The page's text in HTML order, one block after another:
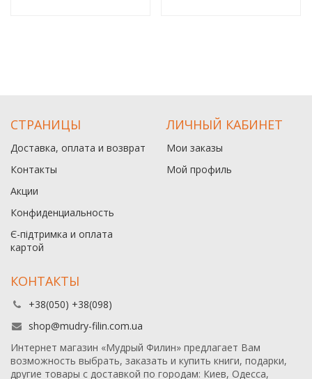
СТРАНИЦЫ
Доставка, оплата и возврат
Контакты
Акции
Конфиденциальность
Є-підтримка и оплата
картой
ЛИЧНЫЙ КАБИНЕТ
Мои заказы
Мой профиль
КОНТАКТЫ
+38(050) +38(098)
shop@mudry-filin.com.ua
Интернет магазин «Мудрый Филин» предлагает Вам
возможность выбрать, заказать и купить книги, подарки,
другие товары с доставкой по городам: Киев, Одесса,